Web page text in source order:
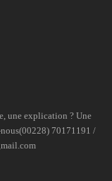
une explication ? Une
70171191 /